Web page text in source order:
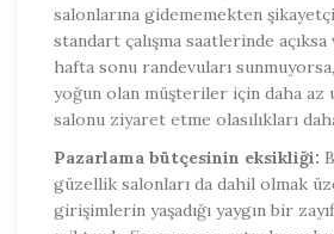
salonlarına gidememekten
standart çalışma saatlerinde açıksa
hafta sonu randevuları
yoğun olan müşteriler için daha az
salonu ziyaret etme olasılıkları
Pazarlama bütçesinin eksikliği:
güzellik salonları da dahil olmak
girişimlerin yaşadığı yaygın bir